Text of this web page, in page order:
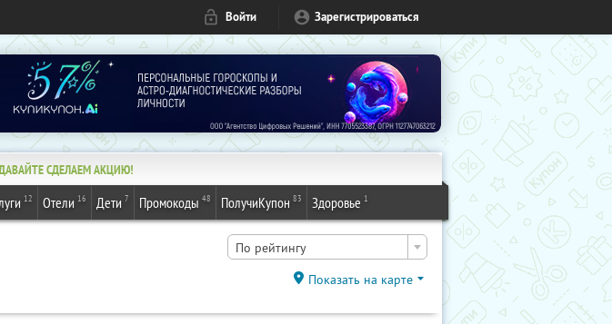
Войти Зарегистрироваться
СДЕЛАЕМ АКЦИЮ!
12 Отели 16 Дети 7 Промокоды 48 ПолучиКупон 83 Здоровье 1
По рейтингу
Показать на карте